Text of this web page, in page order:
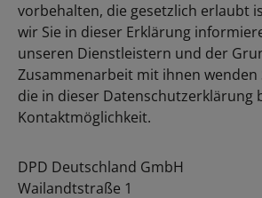
vorbehalten, die gesetzlich erlaubt
wir Sie in dieser Erklärung
unseren Dienstleistern und der
Zusammenarbeit mit ihnen wenden
die in dieser Datenschutzerklärung
Kontaktmöglichkeit.
DPD Deutschland GmbH
Wailandtstraße 1